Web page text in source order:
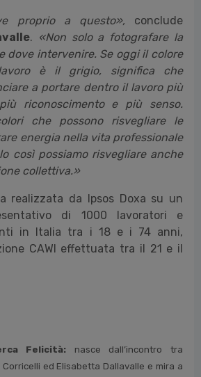
proprio a questo», conclude
. «Non solo a fotografare la
dove intervenire. Se oggi il colore
è il grigio, significa che
a portare dentro il lavoro più
riconoscimento e più senso.
che possono risvegliare le
energia nella vita professionale
così possiamo risvegliare anche
collettiva.»
realizzata da Ipsos Doxa su un
di 1000 lavoratori e
in Italia tra i 18 e i 74 anni,
CAWI effettuata tra il 21 e il
Felicità: nasce dall’incontro tra
Corricelli ed Elisabetta Dallavalle e mira a